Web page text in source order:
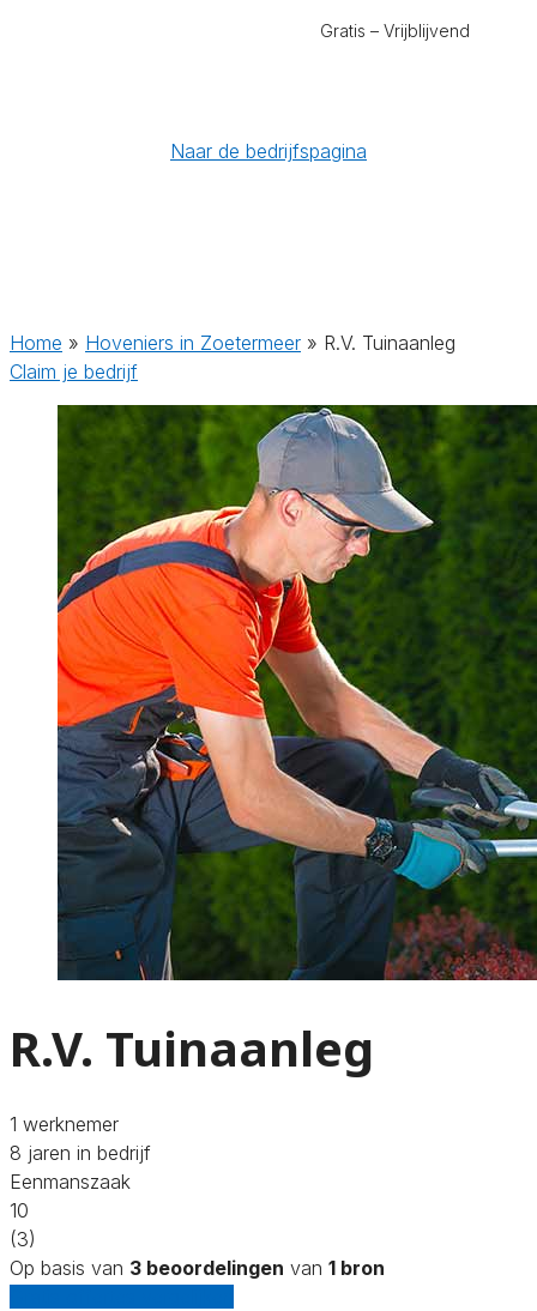
Gratis – Vrijblijvend
Naar de bedrijfspagina
Home » Hoveniers in Zoetermeer » R.V. Tuinaanleg
Claim je bedrijf
R.V. Tuinaanleg
1 werknemer
8 jaren in bedrijf
Eenmanszaak
10
(3)
Op basis van 3 beoordelingen van 1 bron